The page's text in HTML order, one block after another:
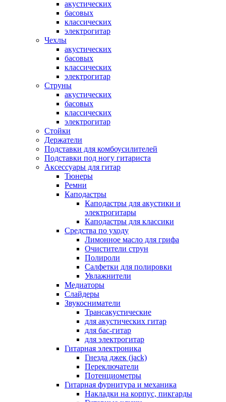
акустических
басовых
классических
электрогитар
Чехлы
акустических
басовых
классических
электрогитар
Струны
акустических
басовых
классических
электрогитар
Стойки
Держатели
Подставки для комбоусилителей
Подставки под ногу гитариста
Аксессуары для гитар
Тюнеры
Ремни
Каподастры
Каподастры для акустики и
электрогитары
Каподастры для классики
Средства по уходу
Лимонное масло для грифа
Очистители струн
Полироли
Салфетки для полировки
Увлажнители
Медиаторы
Слайдеры
Звукосниматели
Трансакустические
для акустических гитар
для бас-гитар
для электрогитар
Гитарная электроника
Гнезда джек (jack)
Переключатели
Потенциометры
Гитарная фурнитура и механика
Накладки на корпус, пикгарды